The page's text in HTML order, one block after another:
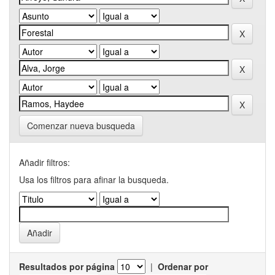
Comenzar nueva busqueda
Añadir filtros:
Usa los filtros para afinar la busqueda.
Resultados por página | Ordenar por